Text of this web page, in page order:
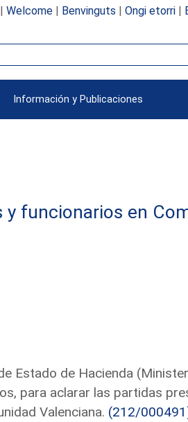
Welcome| Benvinguts | Ongi etorri|
Información y Publicaciones
funcionarios en
Estado de Hacienda
para aclarar las partidas
Valenciana. (212/